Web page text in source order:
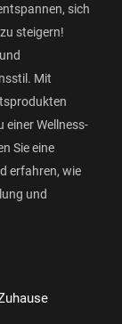
sich
steigern!
Mit
einer Wellness-
Sie eine
erfahren, wie
und